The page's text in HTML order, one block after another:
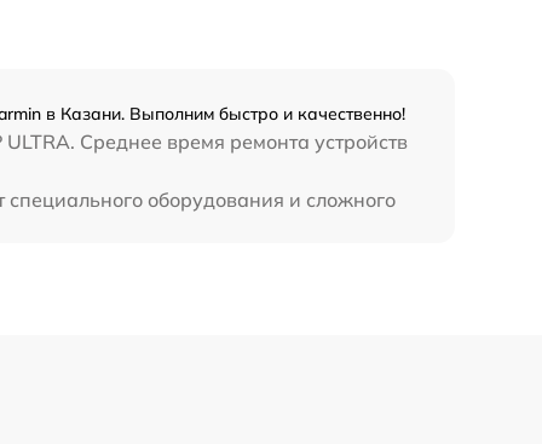
в Казани. Выполним быстро и качественно!
Среднее время ремонта устройств
специального оборудования и сложного